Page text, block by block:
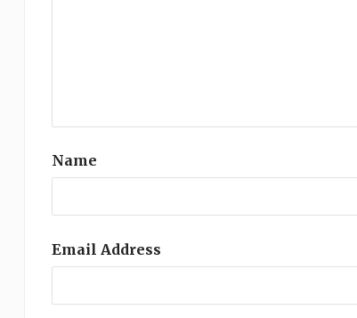
Name
Email Address